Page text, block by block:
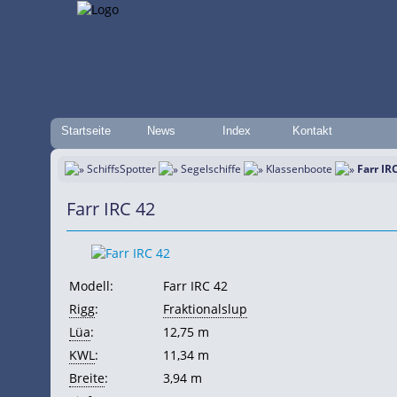
Startseite News Index Kontakt
SchiffsSpotter Segelschiffe Klassenboote Farr
Farr IRC 42
Modell:
Farr IRC 42
Rigg:
Fraktionalslup
Lüa:
12,75 m
KWL:
11,34 m
Breite:
3,94 m